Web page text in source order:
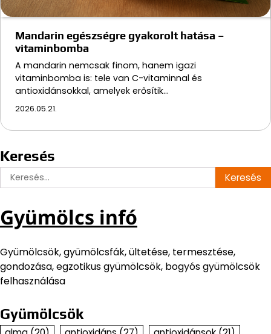
Mandarin egészségre gyakorolt hatása –
vitaminbomba
A mandarin nemcsak finom, hanem igazi
vitaminbomba is: tele van C-vitaminnal és
antioxidánsokkal, amelyek erősítik…
2026.05.21.
Keresés
Keresés:
Gyümölcs infó
Gyümölcsök, gyümölcsfák, ültetése, termesztése,
gondozása, egzotikus gyümölcsök, bogyós gyümölcsök
felhasználása
Gyümölcsök